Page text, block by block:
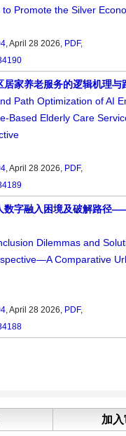
Promote the Silver
, April 28 2026, PDF,
家养老服务的逻辑机理与
Path Optimization of AI
Based Elderly Care
, April 28 2026, PDF,
数字融入困境及破解路径
Dilemmas and
Comparative
, April 28 2026, PDF,
加入